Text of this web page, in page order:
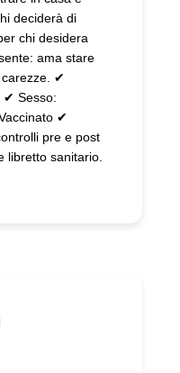
deciderà di
chi desidera
ama stare
✔
✔ Sesso:
✔
pre e post
libretto sanitario.